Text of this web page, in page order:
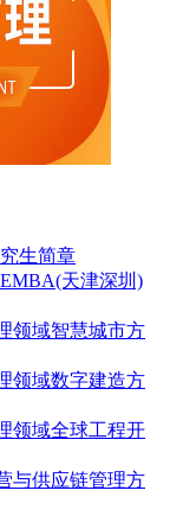
生简章
天津深圳)
领域智慧城市方
领域数字建造方
领域全球工程开
与供应链管理方